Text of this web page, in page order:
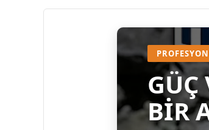
GÜÇ
BİR